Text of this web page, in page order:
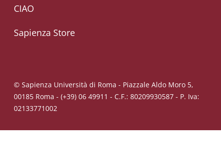
CIAO
Sapienza Store
© Sapienza Università di Roma - Piazzale Aldo Moro 5,
00185 Roma - (+39) 06 49911 - C.F.: 80209930587 - P. Iva:
02133771002